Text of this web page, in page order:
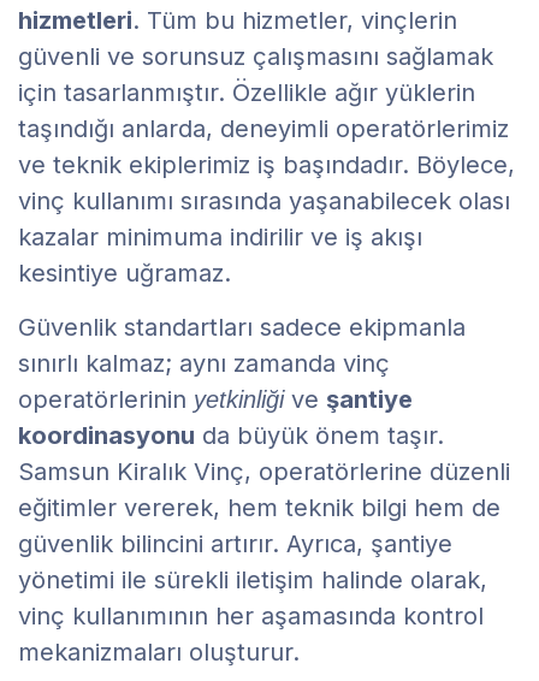
hizmetleri. Tüm bu hizmetler, vinçlerin
güvenli ve sorunsuz çalışmasını sağlamak
için tasarlanmıştır. Özellikle ağır yüklerin
taşındığı anlarda, deneyimli operatörlerimiz
ve teknik ekiplerimiz iş başındadır. Böylece,
vinç kullanımı sırasında yaşanabilecek olası
kazalar minimuma indirilir ve iş akışı
kesintiye uğramaz.
Güvenlik standartları sadece ekipmanla
sınırlı kalmaz; aynı zamanda vinç
operatörlerinin yetkinliğive şantiye
koordinasyonu da büyük önem taşır.
Samsun Kiralık Vinç, operatörlerine düzenli
eğitimler vererek, hem teknik bilgi hem de
güvenlik bilincini artırır. Ayrıca, şantiye
yönetimi ile sürekli iletişim halinde olarak,
vinç kullanımının her aşamasında kontrol
mekanizmaları oluşturur.